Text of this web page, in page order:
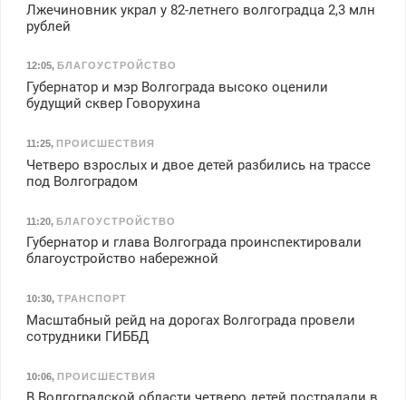
Лжечиновник украл у 82-летнего волгоградца 2,3 млн
рублей
12:05, БЛАГОУСТРОЙСТВО
Губернатор и мэр Волгограда высоко оценили
будущий сквер Говорухина
11:25, ПРОИСШЕСТВИЯ
Четверо взрослых и двое детей разбились на трассе
под Волгоградом
11:20, БЛАГОУСТРОЙСТВО
Губернатор и глава Волгограда проинспектировали
благоустройство набережной
10:30, ТРАНСПОРТ
Масштабный рейд на дорогах Волгограда провели
сотрудники ГИББД
10:06, ПРОИСШЕСТВИЯ